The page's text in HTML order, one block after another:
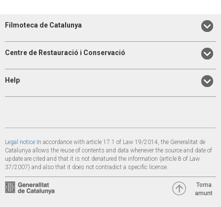
Filmoteca de Catalunya
Centre de Restauració i Conservació
Help
Legal notice In accordance with article 17.1 of Law 19/2014, the Generalitat de
Catalunya allows the reuse of contents and data whenever the source and date of
update are cited and that it is not denatured the information (article 8 of Law
37/2007) and also that it does not contradict a specific license.
Torna
amunt